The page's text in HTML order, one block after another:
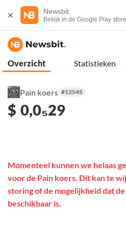
Newsbit
Bekijk in de Google Play store
Overzicht Statistieken
Pain koers #12545
$ 0,0₅29
Momenteel kunnen we helaas
voor de Pain koers. Dit kan te
storing of de mogelijkheid dat
beschikbaar is.